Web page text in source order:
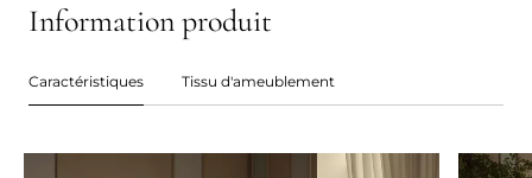
Information produit
Caractéristiques Tissu d'ameublement